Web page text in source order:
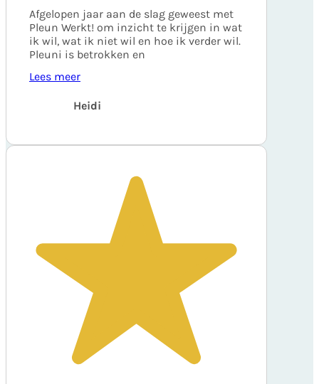
Afgelopen jaar aan de slag geweest met
Pleun Werkt! om inzicht te krijgen in wat
ik wil, wat ik niet wil en hoe ik verder wil.
Pleuni is betrokken en
Lees meer
Heidi